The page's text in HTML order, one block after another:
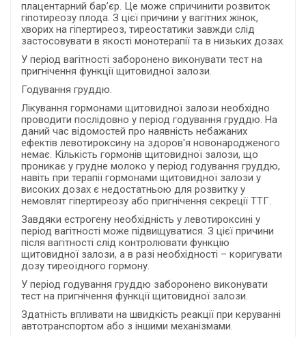
плацентарний бар’єр. Це може спричинити розвиток
гіпотиреозу плода. З цієї причини у вагітних жінок,
хворих на гіпертиреоз, тиреостатики завжди слід
застосовувати в якості монотерапії та в низьких дозах.
У період вагітності заборонено виконувати тест на
пригнічення функції щитовидної залози.
Годування груддю.
Лікування гормонами щитовидної залози необхідно
проводити послідовно у період годування груддю. На
даний час відомостей про наявність небажаних
ефектів левотироксину на здоров'я новонародженого
немає. Кількість гормонів щитовидної залози, що
проникає у грудне молоко у період годування груддю,
навіть при терапії гормонами щитовидної залози у
високих дозах є недостатньою для розвитку у
немовлят гіпертиреозу або пригнічення секреції ТТГ.
Завдяки естрогену необхідність у левотироксині у
період вагітності може підвищуватися. З цієї причини
після вагітності слід контролювати функцію
щитовидної залози, а в разі необхідності – коригувати
дозу тиреоїдного гормону.
У період годування груддю заборонено виконувати
тест на пригнічення функції щитовидної залози.
Здатність впливати на швидкість реакції при керуванні
автотранспортом або з іншими механізмами.